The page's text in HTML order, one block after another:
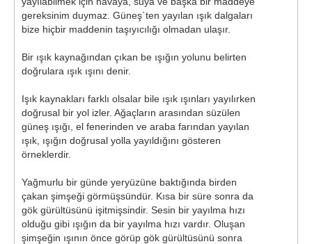
gereksinim duymaz. Güneş`ten yayılan ışık dalgaları
bize hiçbir maddenin taşıyıcılığı olmadan ulaşır.
Bir ışık kaynağından çıkan be ışığın yolunu belirten
doğrulara ışık ışını denir.
Işık kaynakları farklı olsalar bile ışık ışınları yayılırken
doğrusal bir yol izler. Ağaçların arasından süzülen
güneş ışığı, el fenerinden ve araba farından yayılan
ışık, ışığın doğrusal yolla yayıldığını gösteren
örneklerdir.
Yağmurlu bir günde yeryüzüne baktığında birden
çakan şimşeği görmüşsündür. Kısa bir süre sonra da
gök gürültüsünü işitmişsindir. Sesin bir yayılma hızı
olduğu gibi ışığın da bir yayılma hızı vardır. Oluşan
şimşeğin ışının önce görüp gök gürültüsünü sonra